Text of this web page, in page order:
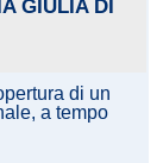
GIULIA DI
di un
a tempo